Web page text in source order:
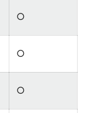
○
○
○